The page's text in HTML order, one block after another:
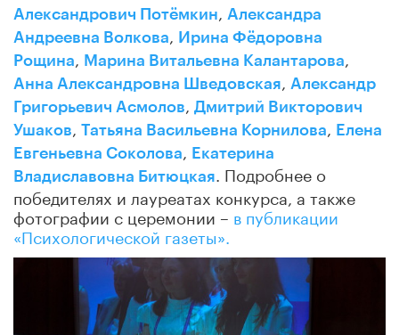
Александрович Потёмкин
Александра
Андреевна Волкова
Ирина Фёдоровна
Рощина
Марина Витальевна Калантарова
Анна Александровна Шведовская
Александр
Григорьевич Асмолов
Дмитрий Викторович
Ушаков
Татьяна Васильевна Корнилова
Елена
Евгеньевна Соколова
Екатерина
Владиславовна Битюцкая
. Подробнее о
победителях и лауреатах конкурса, а также
фотографии с церемонии – в публикации
«Психологической газеты».